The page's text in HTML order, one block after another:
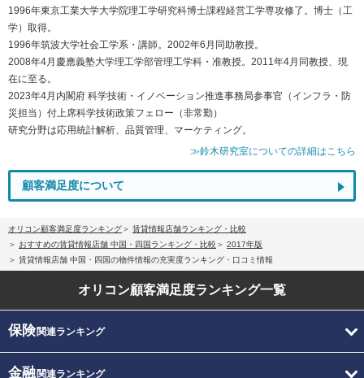
1996年東京工業大学大学院理工学研究科博士課程経営工学専攻修了。博士（工
学）取得。
1996年筑波大学社会工学系・講師。2002年6月同助教授。
2008年4月慶應義塾大学理工学部管理工学科・准教授。2011年4月同教授、現
在に至る。
2023年4月内閣府 科学技術・イノベーション推進事務局参事官（インフラ・防
災担当）付上席科学技術政策フェロー（非常勤）
研究分野は応用統計解析、品質管理、マーケティング。
≫鈴木研究室についての詳細はこちら
顧客満足度について
オリコン顧客満足度ランキング
賃貸情報店舗ランキング・比較
おすすめの賃貸情報店舗 中国・四国ランキング・比較
2017年版
賃貸情報店舗 中国・四国の物件情報の充実度ランキング・口コミ情報
オリコン顧客満足度ランキング一覧
保険関連ランキング
金融関連ランキング